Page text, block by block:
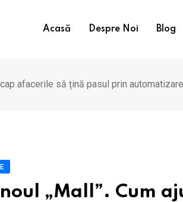
Acasă Despre Noi Blog
afacerile să țină pasul prin
„Mall”. Cum